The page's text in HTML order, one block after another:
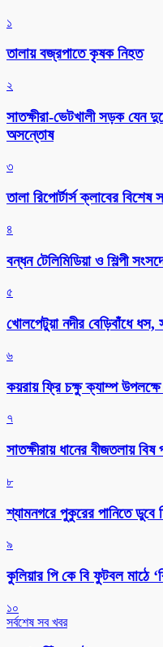
১
তালায় বজ্রপাতে কৃষক নিহত
২
সাতক্ষীরা-ভেটখালী সড়ক যেন
অসন্তোষ
৩
‎তালা রিপোর্টার্স ক্লাবের বিশেষ
৪
বন্ধন টেলিমিডিয়া ও শিল্পী
৫
খোলপেটুয়া নদীর বেড়িবাঁধে
৬
কয়রায় ফ্রি চক্ষু ক্যাম্প
৭
সাতক্ষীরায় ধানের বীজতলায়
৮
শ্যামনগরে পুকুরের পানিতে ডুবে
৯
কুলিয়ার পি কে বি ফুটবল মাঠে
১০
সর্বশেষ সব খবর